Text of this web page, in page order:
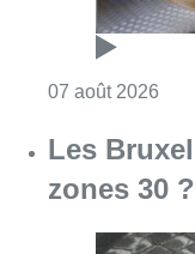
07 août 2026
Les
zones 30 ?